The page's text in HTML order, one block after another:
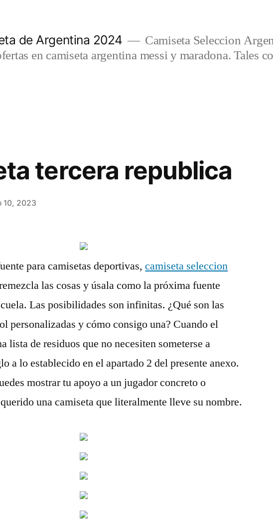
de Argentina 2024
Camiseta Seleccion
en camiseta argentina messi y maradona. Tales
tercera republica
10, 2023
para camisetas deportivas,camiseta seleccion
las cosas y úsala como la próxima fuente
Las posibilidades son infinitas. ¿Qué son las
personalizadas y cómo consigo una? Cuando el
lista de residuos que no necesiten someterse a
a lo establecido en el apartado 2 del presente anexo.
mostrar tu apoyo a un jugador concreto o
una camiseta que literalmente lleve su nombre.